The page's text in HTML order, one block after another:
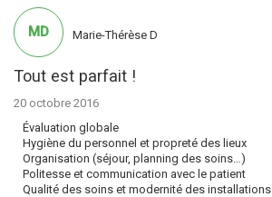
Tout est parfait !
20 octobre 2016
Évaluation globale
Hygiène du personnel et propreté des lieux
Organisation (séjour, planning des soins…)
Politesse et communication avec le patient
Qualité des soins et modernité des installations
MD Marie-Thérèse D